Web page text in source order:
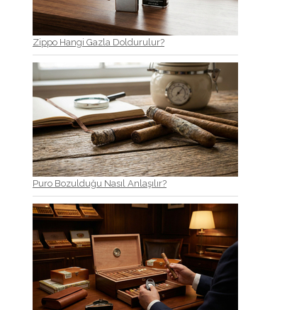
Zippo Hangi Gazla Doldurulur?
Puro Bozulduğu Nasıl Anlaşılır?